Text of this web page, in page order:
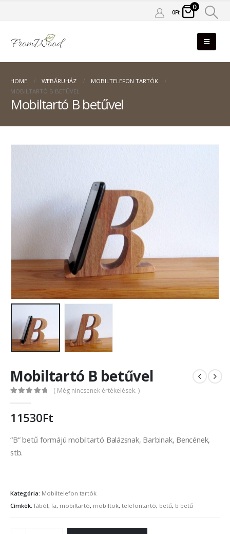
0Ft
0
HOME WEBÁRUHÁZ
MOBILTELEFON TARTÓK
MOBILTARTÓ B BETŰVEL
Mobiltartó B betűvel
Mobiltartó B betűvel
( Még nincsenek értékelések. )
11530Ft
“B” betű formájú mobiltartó Balázsnak, Barbinak, Bencének,
stb.
Kategória: Mobiltelefon tartók
Címkék: fából, fa, mobiltartó, mobiltok, telefontartó, betű, b betű